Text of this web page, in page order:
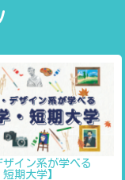
ザイン系が学べる
短期大学】